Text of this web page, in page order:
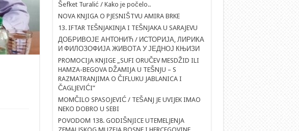
Šefket Turalić / Kako je počelo..
NOVA KNJIGA O PJESNIŠTVU AMIRA BRKE
13. IFTAR TEŠNJAKINJA I TEŠNJAKA U SARAJEVU
ДОБРИВОЈЕ АНТОНИЋ / ИСТОРИЈА, ЛИРИКА
И ФИЛОЗОФИЈА ЖИВОТА У ЈЕДНОЈ КЊИЗИ
PROMOCIJA KNJIGE „SUFI ORUČEV MESDŽID ILI
HAMZA-BEGOVA DŽAMIJA U TEŠNJU – S
RAZMATRANJIMA O ČIFLUKU JABLANICA I
ČAGLJEVIĆI”
MOMČILO SPASOJEVIĆ / TEŠANJ JE UVIJEK IMAO
NEKO DOBRO U SEBI
POVODOM 138. GODIŠNJICE UTEMELJENJA